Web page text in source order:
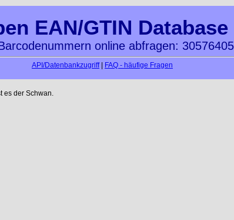
EAN/GTIN Database
online abfragen:
API/Datenbankzugriff| FAQ - häufige Fragen
es der Schwan.